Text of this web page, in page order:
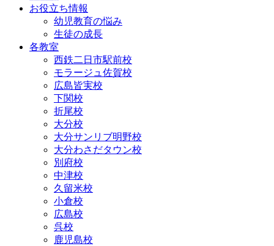
お役立ち情報
幼児教育の悩み
生徒の成長
各教室
西鉄二日市駅前校
モラージュ佐賀校
広島皆実校
下関校
折尾校
大分校
大分サンリブ明野校
大分わさだタウン校
別府校
中津校
久留米校
小倉校
広島校
呉校
鹿児島校